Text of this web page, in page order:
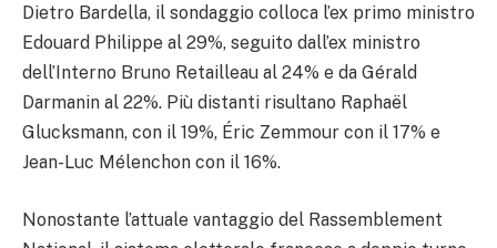
Dietro Bardella, il sondaggio colloca l’ex primo ministro
Edouard Philippe al 29%, seguito dall’ex ministro
dell’Interno Bruno Retailleau al 24% e da Gérald
Darmanin al 22%. Più distanti risultano Raphaël
Glucksmann, con il 19%, Éric Zemmour con il 17% e
Jean-Luc Mélenchon con il 16%.
Nonostante l’attuale vantaggio del Rassemblement